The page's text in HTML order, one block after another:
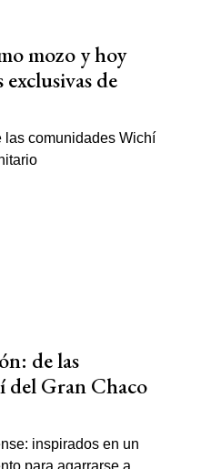
mozo y hoy
exclusivas de
de las
del Gran Chaco